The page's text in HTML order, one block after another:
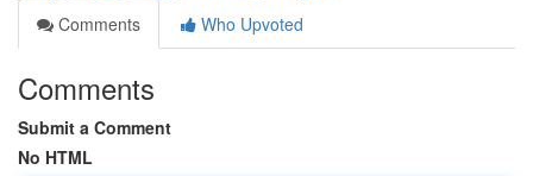
Comments
Who Upvoted
Comments
Submit a Comment
No HTML